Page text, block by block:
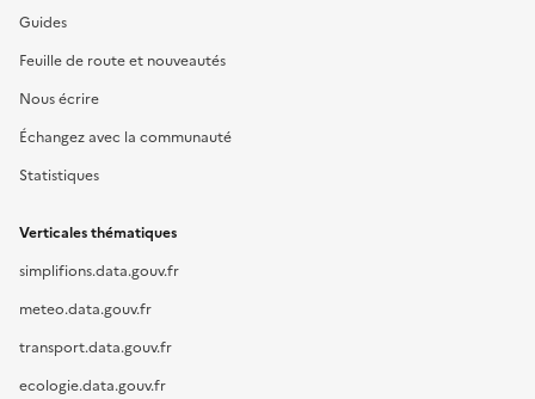
Guides
Feuille de route et nouveautés
Nous écrire
Échangez avec la communauté
Statistiques
Verticales thématiques
simplifions.data.gouv.fr
meteo.data.gouv.fr
transport.data.gouv.fr
ecologie.data.gouv.fr